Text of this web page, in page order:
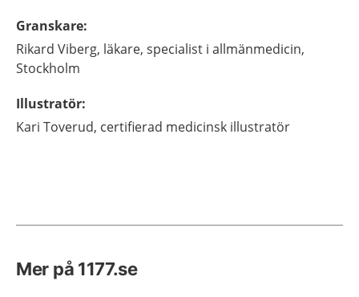
Granskare:
Rikard Viberg, läkare, specialist i allmänmedicin,
Stockholm
Illustratör:
Kari Toverud, certifierad medicinsk illustratör
Mer på 1177.se